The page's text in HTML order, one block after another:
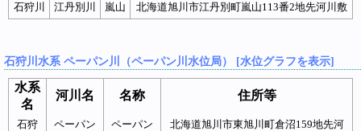
石狩川 江丹別川 嵐山 北海道旭川市江丹別町嵐山113番2地先河川敷
石狩川水系 ペーパン川（ペーパン川水位局） [水位グラフを表示]
水系
名
河川名 名称 住所等
石狩
ペーパン
ペーパン
北海道旭川市東旭川町倉沼159地先河